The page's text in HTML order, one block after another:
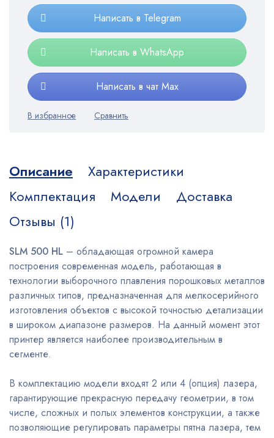
Написать в Telegram
Написать в WhatsApp
Написать в чат Max
Описание
Характеристики
Комплектация
Модели
Доставка
Отзывы (1)
SLM 500 HL – обладающая огромной камера
построения современная модель, работающая в
технологии выборочного плавления порошковых металлов
различных типов, предназначенная для мелкосерийного
изготовления объектов с высокой точностью детализации
в широком диапазоне размеров. На данный момент этот
принтер является наиболее производительным в
сегменте.
В комплектацию модели входят 2 или 4 (опция) лазера,
гарантирующие прекрасную передачу геометрии, в том
числе, сложных и полых элементов конструкции, а также
позволяющие регулировать параметры пятна лазера, тем